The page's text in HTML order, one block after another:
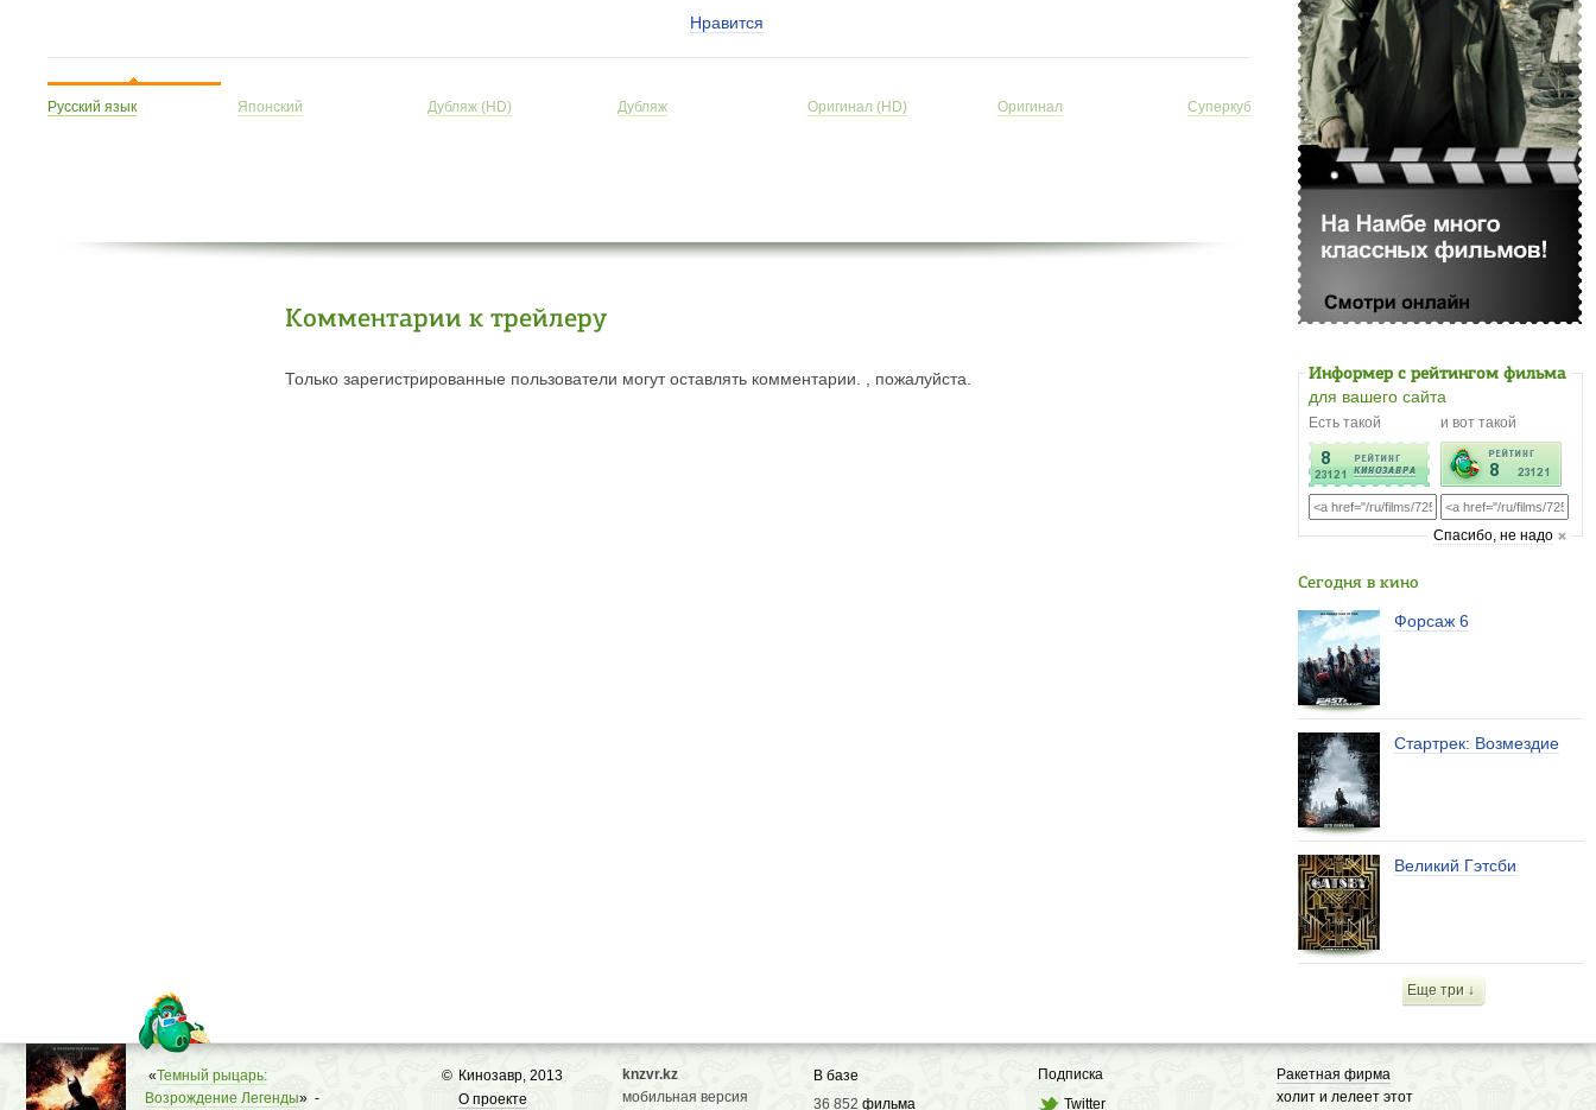
Нравится
Русский язык Японский Дубляж (HD) Дубляж Оригинал (HD) Оригинал Суперкубок Русский дубляж
Комментарии к трейлеру
Только зарегистрированные пользователи могут оставлять комментарии. , пожалуйста. Информер с рейтингом фильма
для вашего сайта
Есть такой и вот такой
Cпасибо, не надо
Сегодня в кино
Форсаж 6
Стартрек: Возмездие
Великий Гэтсби
Еще три ↓
© Кинозавр, 2013
О проекте
«Темный рыцарь:
Возрождение Легенды» -
knzvr.kz
мобильная версия
В базе
36 852фильма
Подписка
Twitter
Ракетная фирма
холит и лелеет этот